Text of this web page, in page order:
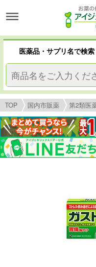
医薬品・サプリ名で検索
TOP 国内市販薬 第2類医